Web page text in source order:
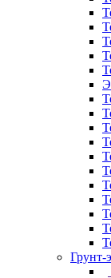
Грунт-